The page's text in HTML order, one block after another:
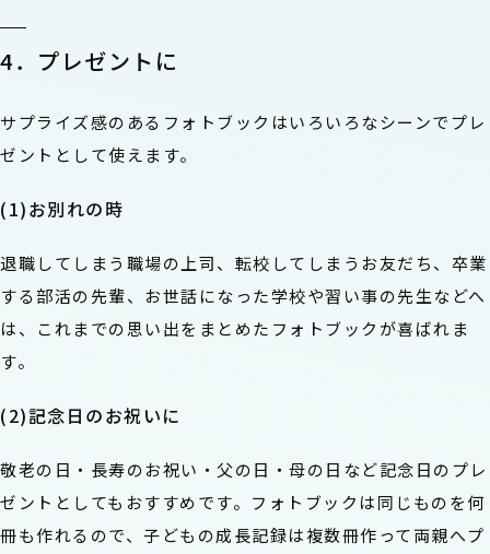
4．プレゼントに
サプライズ感のあるフォトブックはいろいろなシーンでプレ
ゼントとして使えます。
(1)お別れの時
退職してしまう職場の上司、転校してしまうお友だち、卒業
する部活の先輩、お世話になった学校や習い事の先生などへ
は、これまでの思い出をまとめたフォトブックが喜ばれま
す。
(2)記念日のお祝いに
敬老の日・長寿のお祝い・父の日・母の日など記念日のプレ
ゼントとしてもおすすめです。フォトブックは同じものを何
冊も作れるので、子どもの成長記録は複数冊作って両親へプ